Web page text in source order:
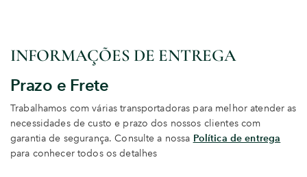
INFORMAÇÕES DE ENTREGA
Prazo e Frete
Trabalhamos com várias transportadoras para melhor atender as
necessidades de custo e prazo dos nossos clientes com
garantia de segurança. Consulte a nossa Política de entrega
para conhecer todos os detalhes